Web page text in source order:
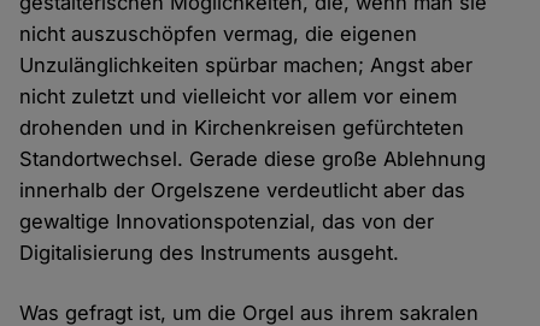
nicht auszuschöpfen vermag, die eigenen
Unzulänglichkeiten spürbar machen; Angst aber
nicht zuletzt und vielleicht vor allem vor einem
drohenden und in Kirchenkreisen gefürchteten
Standortwechsel. Gerade diese große Ablehnung
innerhalb der Orgelszene verdeutlicht aber das
gewaltige Innovationspotenzial, das von der
Digitalisierung des Instruments ausgeht.
Was gefragt ist, um die Orgel aus ihrem sakralen